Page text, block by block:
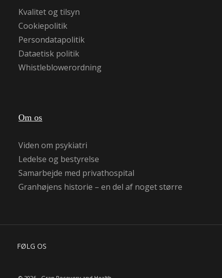
Kvalitet og tilsyn
Cookiepolitik
Persondatapolitik
Dataetisk politik
Whistleblowerordning
Om os
Viden om psykiatri
Ledelse og bestyrelse
Samarbejde med privathospital
Granhøjens historie – en del af noget større
FØLG OS